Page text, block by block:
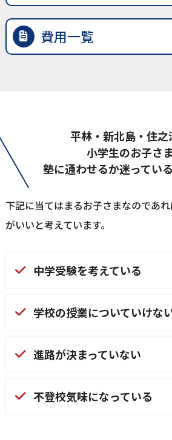
費用一覧
平林‧新北島‧住之
⼩学⽣のお⼦さ
塾に通わせるか迷ってい
下記に当てはまるお⼦さまなのであ
がいいと考えています。
中学受験を考えている
学校の授業についていけな
進路が決まっていない
不登校気味になっている